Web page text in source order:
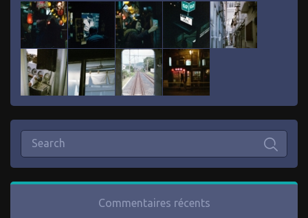
Commentaires récents